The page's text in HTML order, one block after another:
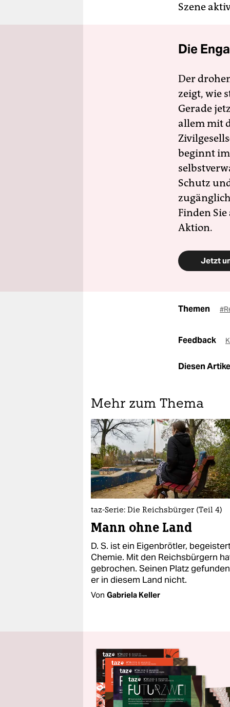
Szene
Die
Der
zeigt, wie
Gerade
allem mit
beginnt
Schutz
Finden
Aktion.
Jetzt
Themen
Feedback
Diesen
Mehr zum Thema
taz-Serie: Die Reichsbürger (Teil 4)
Mann ohne Land
D. S. ist ein Eigenbrötler,
Chemie. Mit den Reichsbürgern
gebrochen. Seinen Platz
er in diesem Land nicht.
Von Gabriela Keller